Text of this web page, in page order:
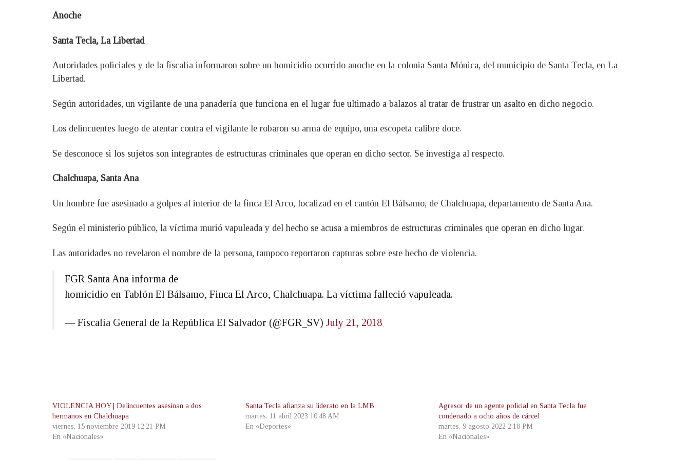
Anoche
Santa Tecla, La Libertad
Autoridades policiales y de la fiscalía informaron sobre un homicidio ocurrido anoche en la colonia Santa Mónica, del municipio de Santa Tecla, en La
Libertad.
Según autoridades, un vigilante de una panadería que funciona en el lugar fue ultimado a balazos al tratar de frustrar un asalto en dicho negocio.
Los delincuentes luego de atentar contra el vigilante le robaron su arma de equipo, una escopeta calibre doce.
Se desconoce si los sujetos son integrantes de estructuras criminales que operan en dicho sector. Se investiga al respecto.
Chalchuapa, Santa Ana
Un hombre fue asesinado a golpes al interior de la finca El Arco, localizad en el cantón El Bálsamo, de Chalchuapa, departamento de Santa Ana.
Según el ministerio público, la víctima murió vapuleada y del hecho se acusa a miembros de estructuras criminales que operan en dicho lugar.
Las autoridades no revelaron el nombre de la persona, tampoco reportaron capturas sobre este hecho de violencia.
FGR Santa Ana informa de
homicidio en Tablón El Bálsamo, Finca El Arco, Chalchuapa. La víctima falleció vapuleada.
— Fiscalía General de la República El Salvador (@FGR_SV) July 21, 2018
VIOLENCIA HOY | Delincuentes asesinan a dos
hermanos en Chalchuapa
viernes, 15 noviembre 2019 12:21 PM
En «Nacionales»
Santa Tecla afianza su liderato en la LMB
martes, 11 abril 2023 10:48 AM
En «Deportes»
Agresor de un agente policial en Santa Tecla fue
condenado a ocho años de cárcel
martes, 9 agosto 2022 2:18 PM
En «Nacionales»